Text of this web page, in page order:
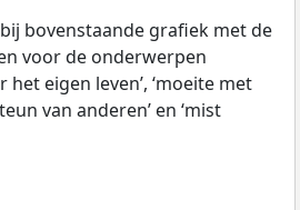
bij bovenstaande grafiek met de
voor de onderwerpen
het eigen leven’, ‘moeite met
van anderen’ en ‘mist